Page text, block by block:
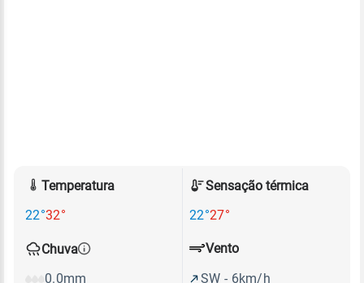
Temperatura
22°32°
Sensação térmica
22°27°
Chuva
0.0mm
Vento
SW - 6km/h